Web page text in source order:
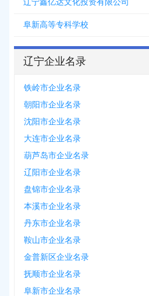
辽宁鑫亿达文化投资有限公司
阜新高等专科学校
辽宁企业名录
铁岭市企业名录
朝阳市企业名录
沈阳市企业名录
大连市企业名录
葫芦岛市企业名录
辽阳市企业名录
盘锦市企业名录
本溪市企业名录
丹东市企业名录
鞍山市企业名录
金普新区企业名录
抚顺市企业名录
阜新市企业名录